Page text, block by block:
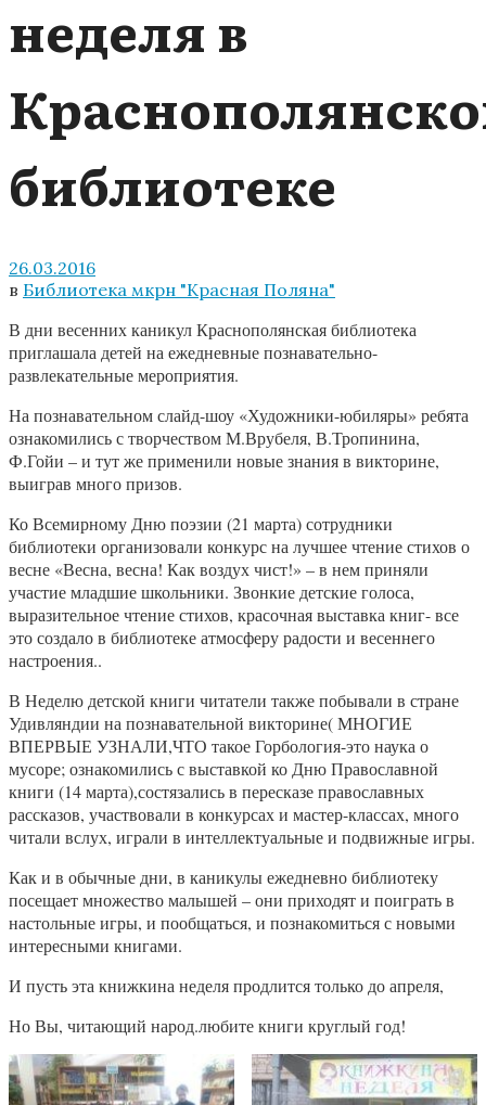
неделя в
библиотеке
26.03.2016
в Библиотека мкрн "Красная Поляна"
В дни весенних каникул Краснополянская библиотека
приглашала детей на ежедневные познавательно-
развлекательные мероприятия.
На познавательном слайд-шоу «Художники-юбиляры» ребята
ознакомились с творчеством М.Врубеля, В.Тропинина,
Ф.Гойи – и тут же применили новые знания в викторине,
выиграв много призов.
Ко Всемирному Дню поэзии (21 марта) сотрудники
библиотеки организовали конкурс на лучшее чтение стихов о
весне «Весна, весна! Как воздух чист!» – в нем приняли
участие младшие школьники. Звонкие детские голоса,
выразительное чтение стихов, красочная выставка книг- все
это создало в библиотеке атмосферу радости и весеннего
настроения..
В Неделю детской книги читатели также побывали в стране
Удивляндии на познавательной викторине( МНОГИЕ
ВПЕРВЫЕ УЗНАЛИ,ЧТО такое Горбология-это наука о
мусоре; ознакомились с выставкой ко Дню Православной
книги (14 марта),состязались в пересказе православных
рассказов, участвовали в конкурсах и мастер-классах, много
читали вслух, играли в интеллектуальные и подвижные игры.
Как и в обычные дни, в каникулы ежедневно библиотеку
посещает множество малышей – они приходят и поиграть в
настольные игры, и пообщаться, и познакомиться с новыми
интересными книгами.
И пусть эта книжкина неделя продлится только до апреля,
Но Вы, читающий народ.любите книги круглый год!